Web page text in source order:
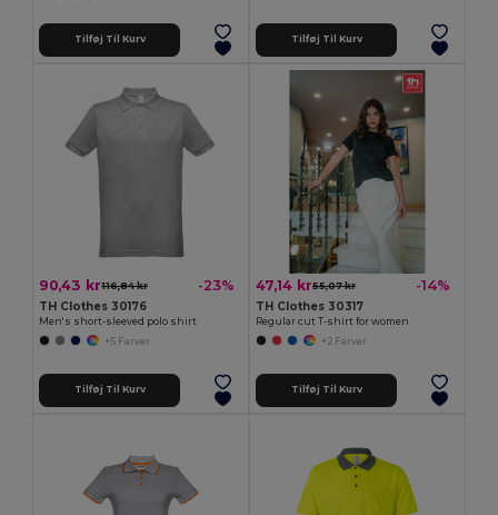
Tilføj Til Kurv Tilføj Til Kurv
90,43 kr116,84 kr -23%
TH Clothes 30176
Men's short-sleeved polo shirt
+5 Farver
Tilføj Til Kurv
47,14 kr55,07 kr -14%
TH Clothes 30317
Regular cut T-shirt for women
+2 Farver
Tilføj Til Kurv